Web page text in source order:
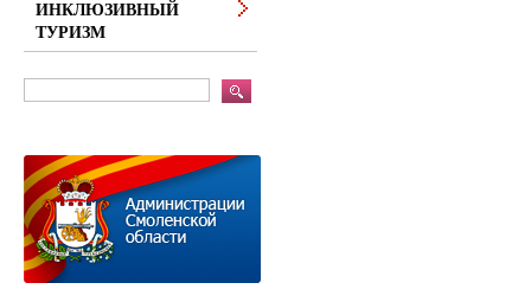
ИНКЛЮЗИВНЫЙ
ТУРИЗМ